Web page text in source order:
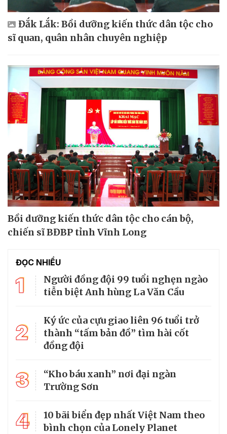
Đắk Lắk: Bồi dưỡng kiến thức dân tộc cho
sĩ quan, quân nhân chuyên nghiệp
Bồi dưỡng kiến thức dân tộc cho cán bộ,
chiến sĩ BĐBP tỉnh Vĩnh Long
ĐỌC NHIỀU
1
Người đồng đội 99 tuổi nghẹn ngào
tiễn biệt Anh hùng La Văn Cầu
2
Ký ức của cựu giao liên 96 tuổi trở
thành “tấm bản đồ” tìm hài cốt
đồng đội
3
“Kho báu xanh” nơi đại ngàn
Trường Sơn
4
10 bãi biển đẹp nhất Việt Nam theo
bình chọn của Lonely Planet